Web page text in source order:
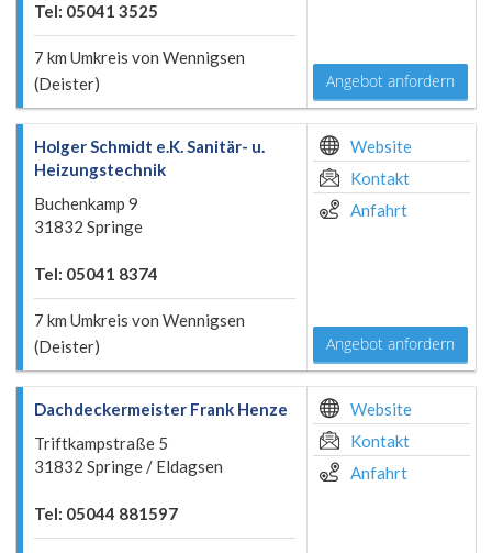
Tel: 05041 3525
7 km Umkreis von Wennigsen
(Deister)
Angebot anfordern
Holger Schmidt e.K. Sanitär- u.
Heizungstechnik
Buchenkamp 9
31832 Springe
Tel: 05041 8374
7 km Umkreis von Wennigsen
(Deister)
Website
Kontakt
Anfahrt
Angebot anfordern
Dachdeckermeister Frank Henze
Triftkampstraße 5
31832 Springe / Eldagsen
Tel: 05044 881597
Website
Kontakt
Anfahrt